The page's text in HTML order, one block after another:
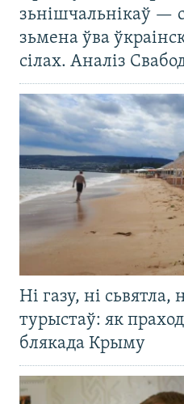
зьнішчальнікаў —
зьмена ўва
сілах. Аналіз
Ні газу, ні сьвятла,
турыстаў: як
блякада Крыму